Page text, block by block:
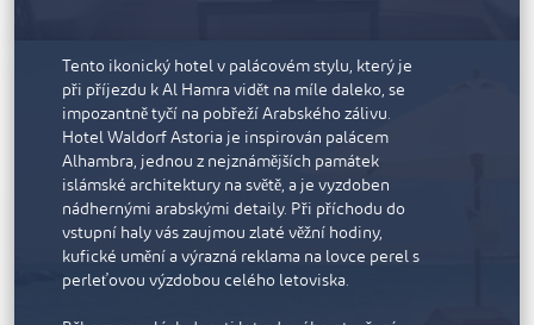
Tento ikonický hotel v palácovém stylu, který je
při příjezdu k Al Hamra vidět na míle daleko, se
impozantně tyčí na pobřeží Arabského zálivu.
Hotel Waldorf Astoria je inspirován palácem
Alhambra, jednou z nejznámějších památek
islámské architektury na světě, a je vyzdoben
nádhernými arabskými detaily. Při příchodu do
vstupní haly vás zaujmou zlaté věžní hodiny,
kufické umění a výrazná reklama na lovce perel s
perleťovou výzdobou celého letoviska.
Rixos Bab Al Bahr
Rixos Bab Al Bahr je all-inclusive resort se 650
pokoji a apartmány, z nichž každý má balkon a